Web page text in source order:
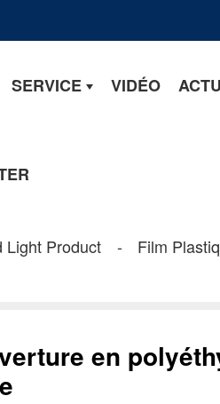
SERVICE VIDÉO
Light Product
Film
en